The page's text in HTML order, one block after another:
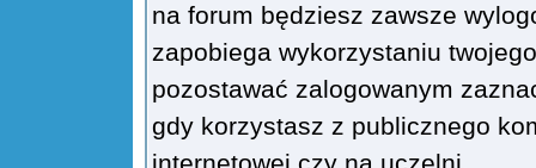
na forum będziesz zawsze
zapobiega wykorzystaniu
pozostawać zalogowanym
gdy korzystasz z publicznego